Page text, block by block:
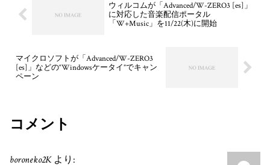
ウィルコムが「Advanced/W-ZERO3 [es]」
に対応した音楽配信ポータル
「W+Music」を11/22(木)に開始
マイクロソフトが「Advanced/W-ZERO3
[es]」などの“Windowsケータイ”でキャン
ペーン
コメント
boroneko2K より: